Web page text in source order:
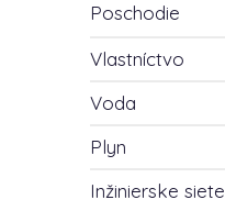
Poschodie
Vlastníctvo
Voda
Plyn
Inžinierske siete